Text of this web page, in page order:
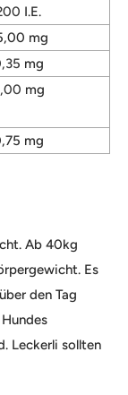
I.E.
mg
mg
mg
mg
Ab 40kg
Es
den Tag
Leckerli sollten